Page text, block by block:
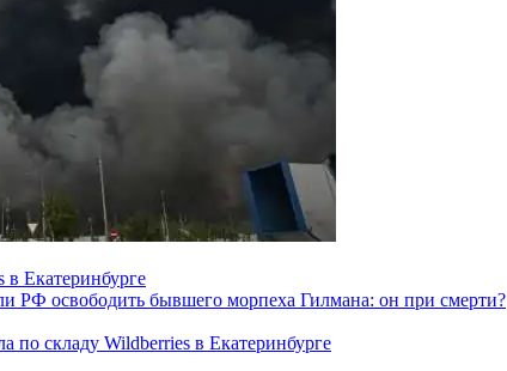
в Екатеринбурге
РФ освободить бывшего морпеха Гилмана: он при смерти?
по складу Wildberries в Екатеринбурге